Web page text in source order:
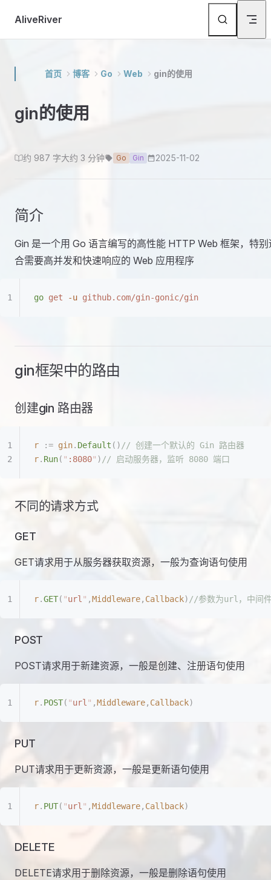
Skip to content
AliveRiver
首页 博客 Go Web gin的使用
gin的使用
约 987 字大约 3 分钟 Go Gin 2025-11-02
简介
Gin 是一个用 Go 语言编写的高性能 HTTP Web 框架，特别
合需要高并发和快速响应的 Web 应用程序
go get -u github.com/gin-gonic/gin
gin框架中的路由
创建gin 路由器
r := gin. Default () // 创建一个默认的 Gin 路由器
r. Run( " :8080" ) // 启动服务器，监听 8080 端口
不同的请求方式
GET
GET请求用于从服务器获取资源，一般为查询语句使用
r.GET( "url " ,Middleware, Callback) //参数为url，中间件
POST
POST请求用于新建资源，一般是创建、注册语句使用
r. POST( "url " ,Middleware, Callback)
PUT
PUT请求用于更新资源，一般是更新语句使用
r. PUT( "url " ,Middleware, Callback)
DELETE
DELETE请求用于删除资源，一般是删除语句使用